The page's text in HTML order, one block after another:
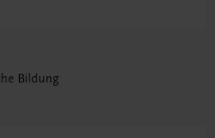
Bildung